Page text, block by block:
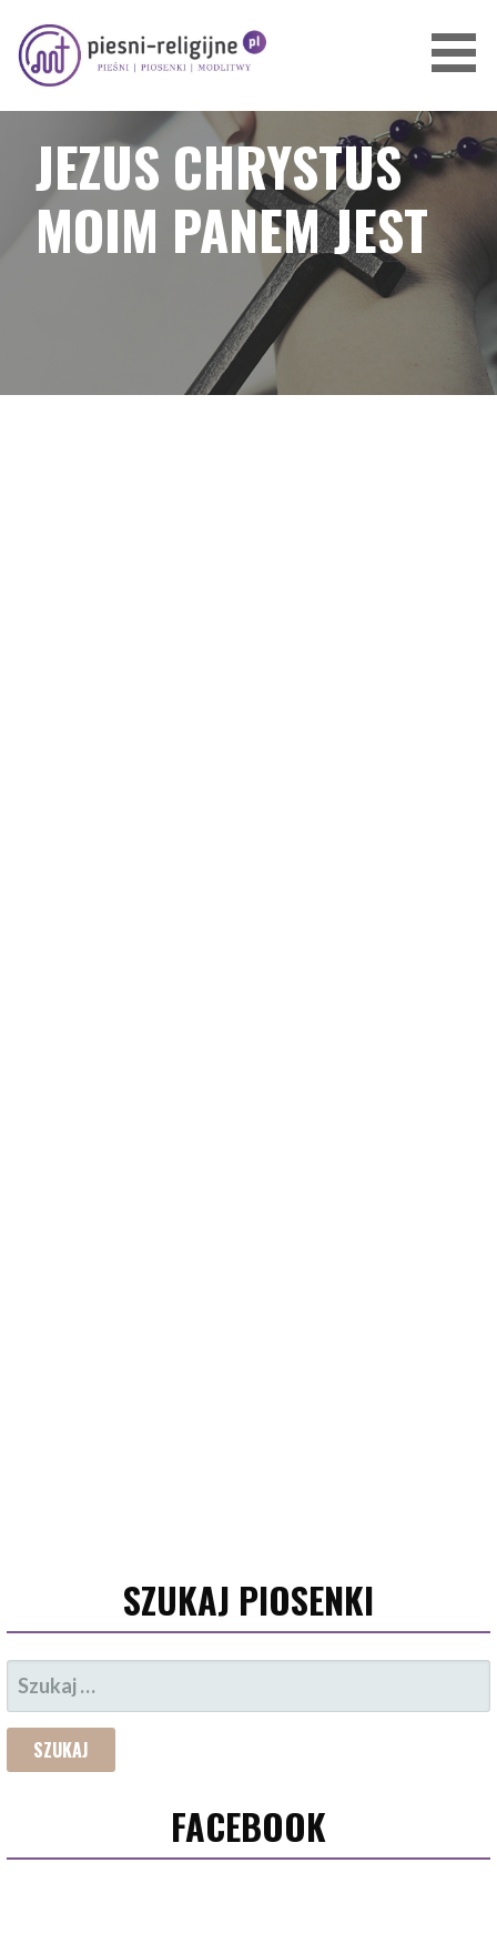
treści
PIOSENKI I PIEŚNI RELIGIJNE
JEZUS CHRYSTUS
MOIM PANEM JEST
SZUKAJ PIOSENKI
SZUKAJ:
FACEBOOK